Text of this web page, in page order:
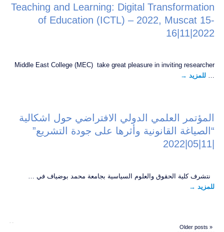
Teaching and Learning: Digital Transformation
of Education (ICTL) – 2022, Muscat 15-
16|11|2022
Middle East College (MEC) take great pleasure in inviting researcher
… للمزيد →
المؤتمر العلمي الدولي الافتراضي حول اشكالية
“الصياغة القانونية وأثرها على جودة التشريع”
نتشرف كلية الحقوق والعلوم السياسية بجامعة محمد بوضياف في …
للمزيد →
«
Older posts